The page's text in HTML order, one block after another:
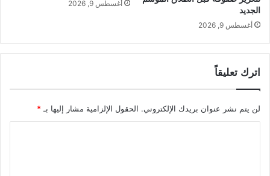
الجديد
أغسطس 9, 2026
أغسطس 9, 2026
اترك تعليقاً
لن يتم نشر عنوان بريدك الإلكتروني. الحقول الإلزامية مشار إليها بـ*